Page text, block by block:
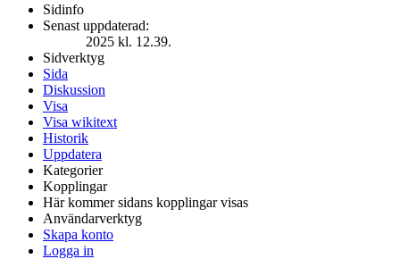
Sidinfo
Senast uppdaterad:
2025 kl. 12.39.
Sidverktyg
Sida
Diskussion
Visa
Visa wikitext
Historik
Uppdatera
Kategorier
Kopplingar
Här kommer sidans kopplingar visas
Användarverktyg
Skapa konto
Logga in